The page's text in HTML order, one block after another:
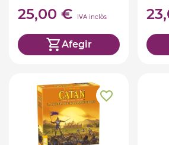
25,00 € IVA inclòs
Afegir